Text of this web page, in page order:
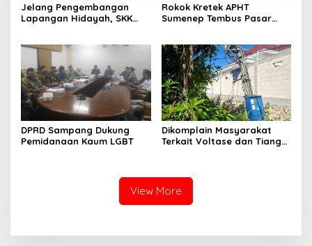
Jelang Pengembangan
Lapangan Hidayah, SKK
Nelayan Sampang
Rokok Kretek APHT
Sumenep Tembus Pasar
DPRD Sampang Dukung
Pemidanaan Kaum LGBT
Dikomplain Masyarakat
Terkait Voltase dan Tiang
View More